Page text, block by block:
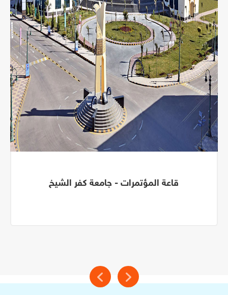
قاعة المؤتمرات - جامعة كفر الشيخ